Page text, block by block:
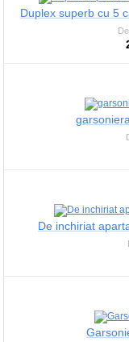
Duplex superb cu 5
De inchiriat